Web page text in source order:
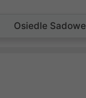
Osiedle Sadowe